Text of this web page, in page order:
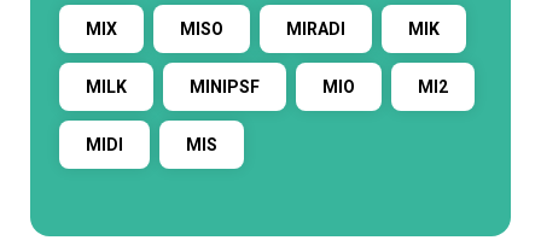
MIX MISO MIRADI MIK
MILK MINIPSF MIO MI2
MIDI MIS